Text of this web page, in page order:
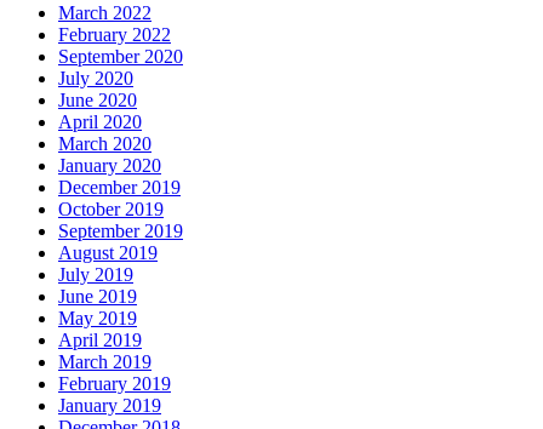
March 2022
February 2022
September 2020
July 2020
June 2020
April 2020
March 2020
January 2020
December 2019
October 2019
September 2019
August 2019
July 2019
June 2019
May 2019
April 2019
March 2019
February 2019
January 2019